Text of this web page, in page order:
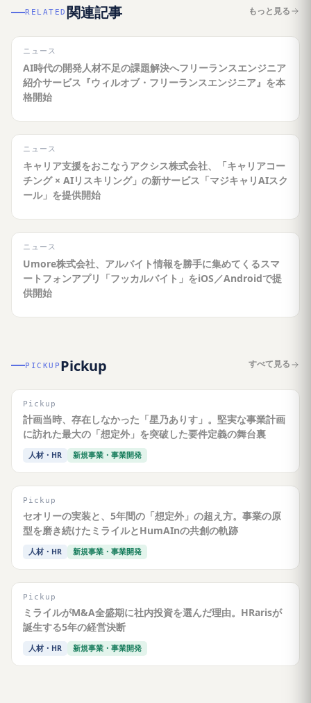
RELATED 関連記事 もっと見る
ニュース
AI時代の開発人材不足の課題解決へフリーランスエンジニア
紹介サービス『ウィルオブ・フリーランスエンジニア』を本
格開始
ニュース
キャリア支援をおこなうアクシス株式会社、「キャリアコー
チング × AIリスキリング」の新サービス「マジキャリAIスク
ール」を提供開始
ニュース
Umore株式会社、アルバイト情報を勝手に集めてくるスマ
ートフォンアプリ「フッカルバイト」をiOS／Androidで提
供開始
PICKUP Pickup すべて見る
Pickup
計画当時、存在しなかった「星乃ありす」。堅実な事業計画
に訪れた最大の「想定外」を突破した要件定義の舞台裏
人材・HR 新規事業・事業開発
Pickup
セオリーの実装と、5年間の「想定外」の超え方。事業の原
型を磨き続けたミライルとHumAInの共創の軌跡
人材・HR 新規事業・事業開発
Pickup
ミライルがM&A全盛期に社内投資を選んだ理由。HRarisが
誕生する5年の経営決断
人材・HR 新規事業・事業開発